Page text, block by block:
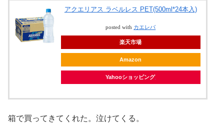
アクエリアス ラベルレス PET(500ml*24本入)
posted with カエレバ
楽天市場
Amazon
Yahooショッピング
箱で買ってきてくれた。泣けてくる。